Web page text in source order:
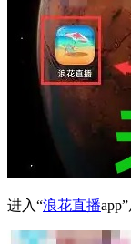
进入“浪花直播